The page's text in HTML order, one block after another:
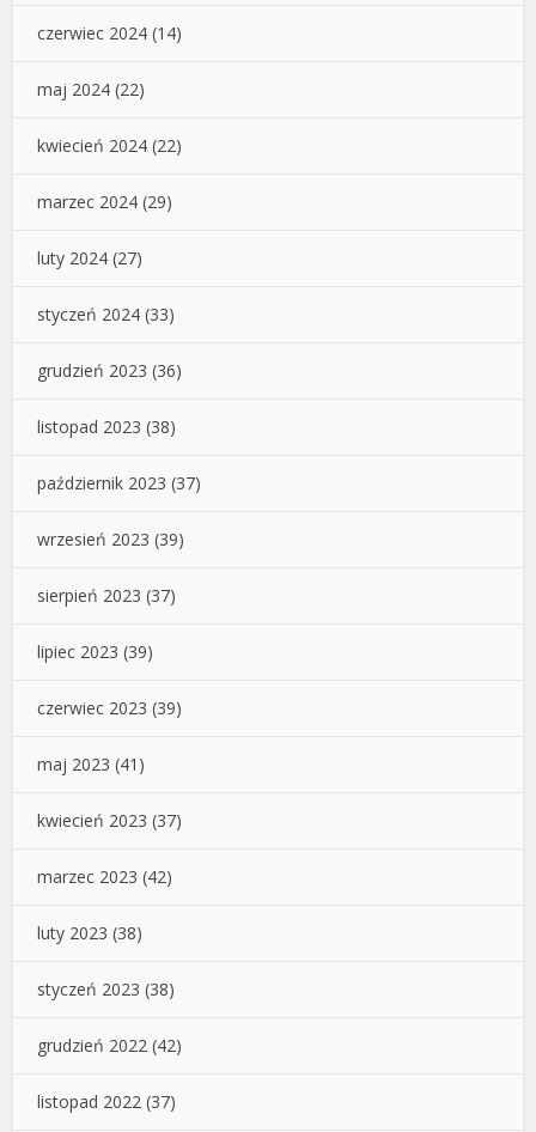
czerwiec 2024 (14)
maj 2024 (22)
kwiecień 2024 (22)
marzec 2024 (29)
luty 2024 (27)
styczeń 2024 (33)
grudzień 2023 (36)
listopad 2023 (38)
październik 2023 (37)
wrzesień 2023 (39)
sierpień 2023 (37)
lipiec 2023 (39)
czerwiec 2023 (39)
maj 2023 (41)
kwiecień 2023 (37)
marzec 2023 (42)
luty 2023 (38)
styczeń 2023 (38)
grudzień 2022 (42)
listopad 2022 (37)